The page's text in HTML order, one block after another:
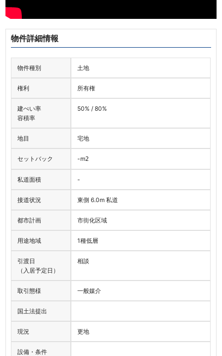
物件詳細情報
物件種別 土地
権利 所有権
建ぺい率
容積率
50% / 80%
地目 宅地
セットバック -m2
私道面積 -
接道状況 東側 6.0m 私道
都市計画 市街化区域
用途地域 1種低層
引渡日
（入居予定日）
相談
取引態様 一般媒介
国土法提出
現況 更地
設備・条件